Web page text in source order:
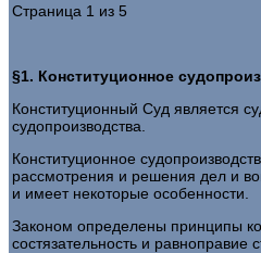
Страница 1 из 5
§1. Конституционное
Конституционный Суд является
судопроизводства.
Конституционное
рассмотрения и решения дел и
и имеет некоторые особенности.
Законом определены принципы
состязательность и равноправие